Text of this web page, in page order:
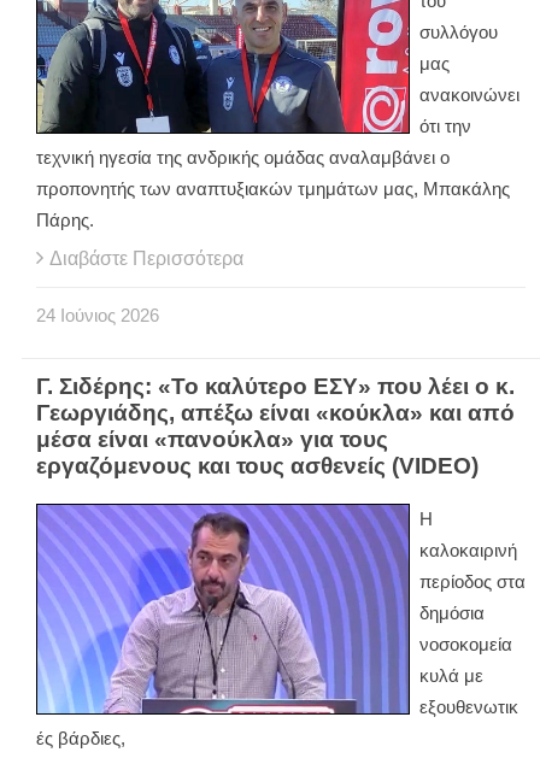
συλλόγου
μας
ανακοινώνει
ότι την
τεχνική ηγεσία της ανδρικής ομάδας αναλαμβάνει ο
προπονητής των αναπτυξιακών τμημάτων μας, Μπακάλης
Πάρης.
Διαβάστε Περισσότερα
24 Ιούνιος 2026
Γ. Σιδέρης: «Το καλύτερο ΕΣΥ» που λέει ο κ.
Γεωργιάδης, απέξω είναι «κούκλα» και από
μέσα είναι «πανούκλα» για τους
εργαζόμενους και τους ασθενείς (VIDEO)
Η
καλοκαιρινή
περίοδος στα
δημόσια
νοσοκομεία
κυλά με
εξουθενωτικ
ές βάρδιες,